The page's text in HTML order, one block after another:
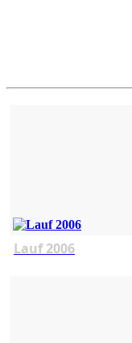
Lauf 2006